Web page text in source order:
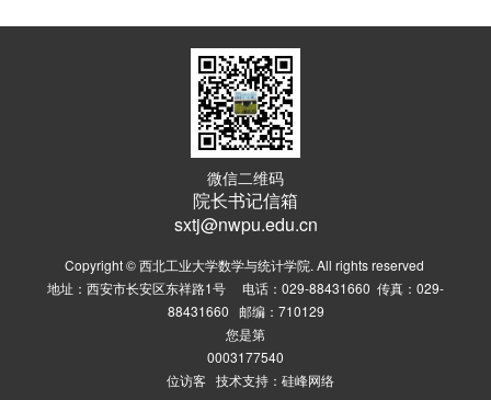
微信二维码
院长书记信箱
sxtj@nwpu.edu.cn
Copyright © 西北工业大学数学与统计学院. All rights reserved
地址：西安市长安区东祥路1号 电话：029-88431660 传真：029-
88431660 邮编：710129
您是第
0003177540
位访客 技术支持： 硅峰网络